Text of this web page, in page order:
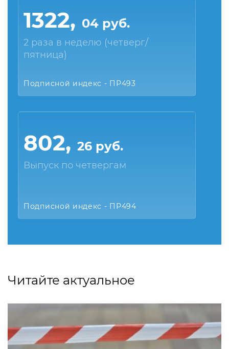
1322, 04 руб.
2 раза в неделю (четверг/
пятница)
Подписной индекс - ПР493
802, 26 руб.
Выпуск по четвергам
Подписной индекс - ПР494
Читайте актуальное